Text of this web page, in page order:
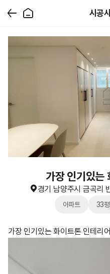
시공
가장 인기있는
경기 남양주시 금곡리
아파트 33평
가장 인기있는 화이트톤 인테리